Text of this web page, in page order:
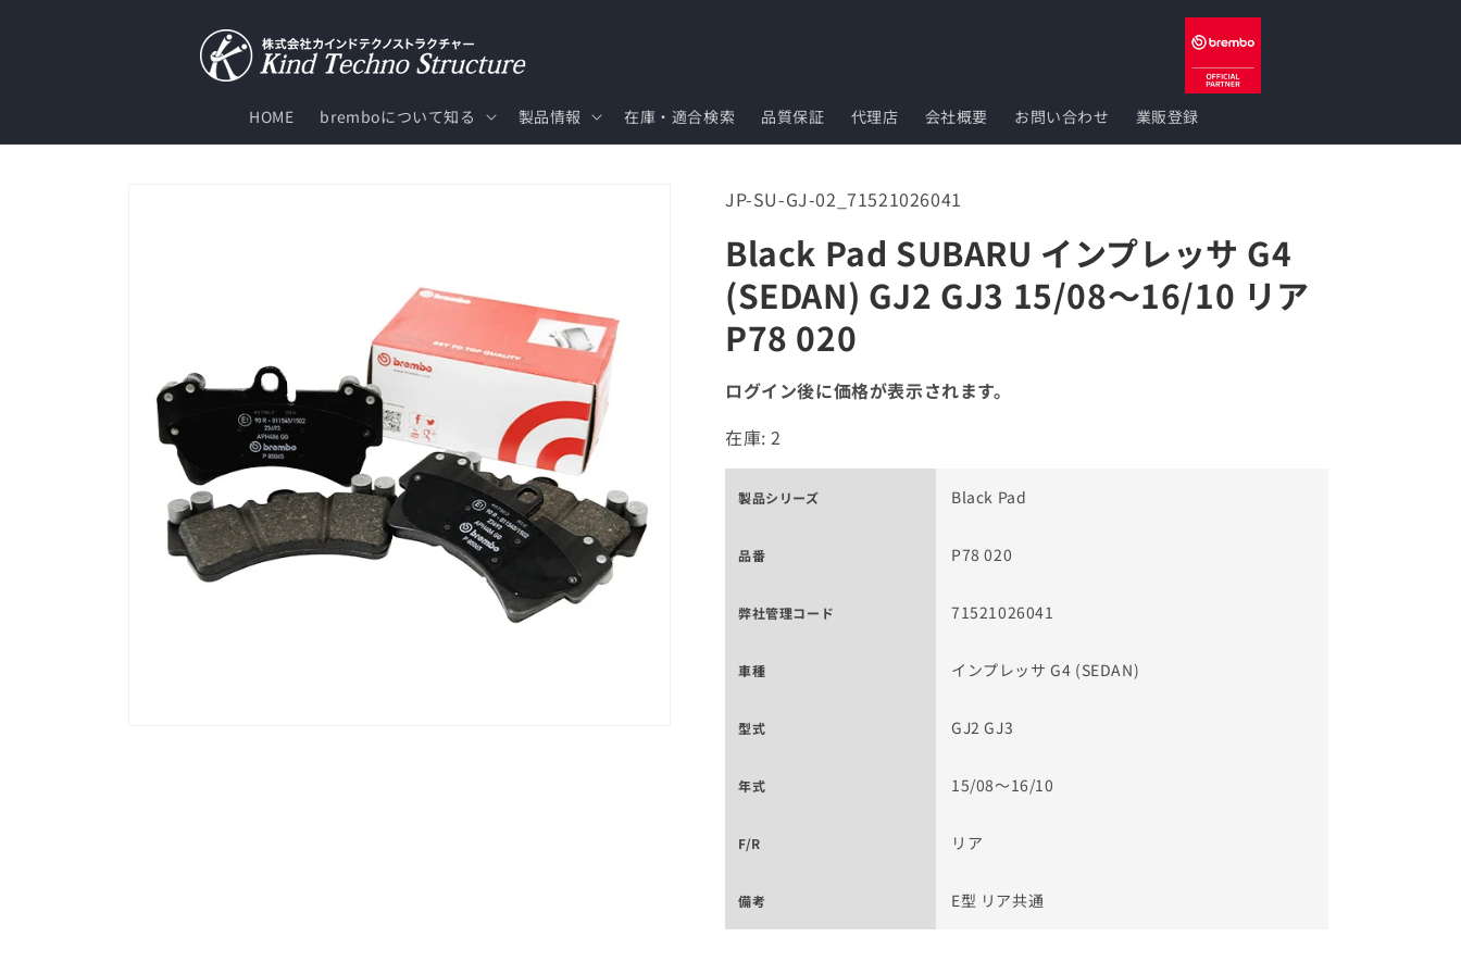
HOME bremboについて知る 製品情報 在庫・適合検索 品質保証 代理店 会社概要 お問い合わせ 業販登録
SKU:
JP-SU-GJ-02_71521026041
Black Pad SUBARU インプレッサ G4
(SEDAN) GJ2 GJ3 15/08～16/10 リア
P78 020
ログイン後に価格が表示されます。
在庫: 2
製品シリーズ Black Pad
品番 P78 020
弊社管理コード 71521026041
車種 インプレッサ G4 (SEDAN)
型式 GJ2 GJ3
年式 15/08～16/10
F/R リア
備考 E型 リア共通